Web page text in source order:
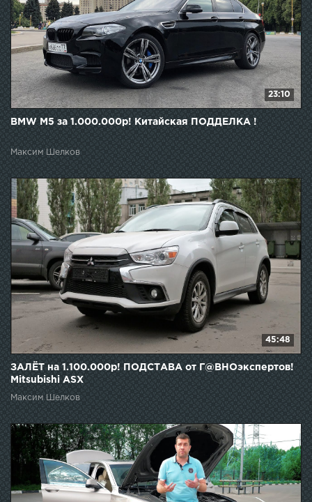
23:10
BMW M5 за 1.000.000р! Китайская ПОДДЕЛКА !
Максим Шелков
45:48
ЗАЛЁТ на 1.100.000р! ПОДСТАВА от Г@ВНОэкспертов!
Mitsubishi ASX
Максим Шелков